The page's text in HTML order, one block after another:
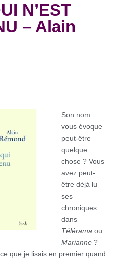
N’EST
– Alain
Son nom
vous évoque
peut-être
quelque
chose ? Vous
avez peut-
être déjà lu
ses
chroniques
dans
Télérama ou
Marianne ?
que je lisais en premier quand